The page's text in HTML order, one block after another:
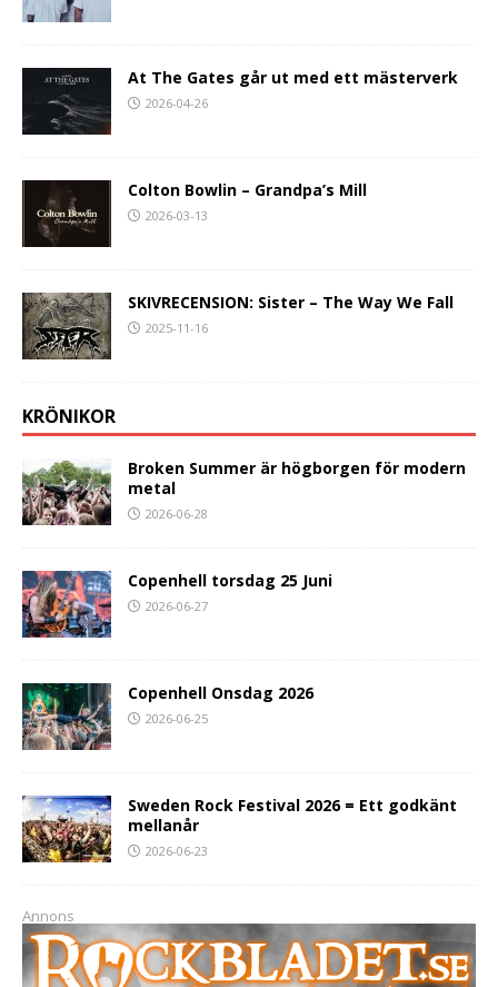
At The Gates går ut med ett mästerverk
2026-04-26
Colton Bowlin – Grandpa’s Mill
2026-03-13
SKIVRECENSION: Sister – The Way We Fall
2025-11-16
KRÖNIKOR
Broken Summer är högborgen för modern
metal
2026-06-28
Copenhell torsdag 25 Juni
2026-06-27
Copenhell Onsdag 2026
2026-06-25
Sweden Rock Festival 2026 = Ett godkänt
mellanår
2026-06-23
Annons